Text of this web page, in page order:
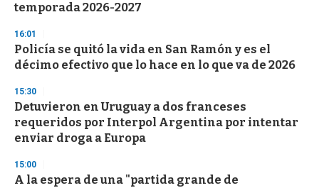
temporada 2026-2027
16:01
Policía se quitó la vida en San Ramón y es el
décimo efectivo que lo hace en lo que va de 2026
15:30
Detuvieron en Uruguay a dos franceses
requeridos por Interpol Argentina por intentar
enviar droga a Europa
15:00
A la espera de una "partida grande de